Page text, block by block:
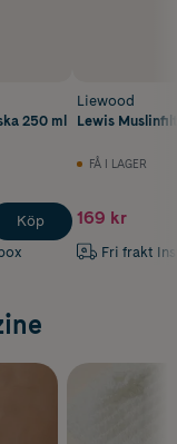
250 ml
Köp
Liewood
Lewis
FÅ I LAGER
169 kr
Fri frakt